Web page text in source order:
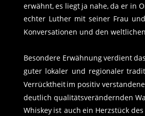
erwähnt,es liegt ja nahe,da er in
echter Luther mit seiner Frau und
Konversationen und den
Besondere Erwähnungverdientdas
guter lokaler und regionaler
Verrücktheitim positiv
deutlich qualitätsverändernden
Whiskey ist auch ein Herzstück des